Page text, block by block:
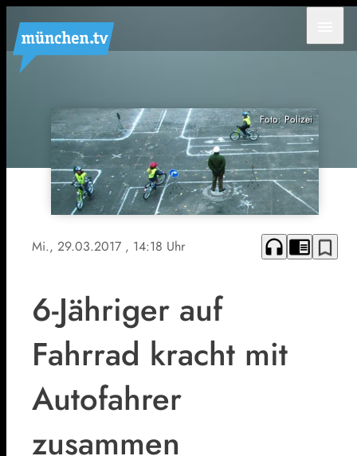
Foto: Polizei
Mi., 29.03.2017 , 14:18 Uhr headphones chrome_reader_mode bookmark_border
6-Jähriger auf
Fahrrad kracht mit
Autofahrer
zusammen